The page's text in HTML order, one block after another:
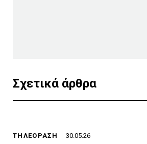
Σχετικά άρθρα
ΤΗΛΕΟΡΑΣΗ 30.05.26